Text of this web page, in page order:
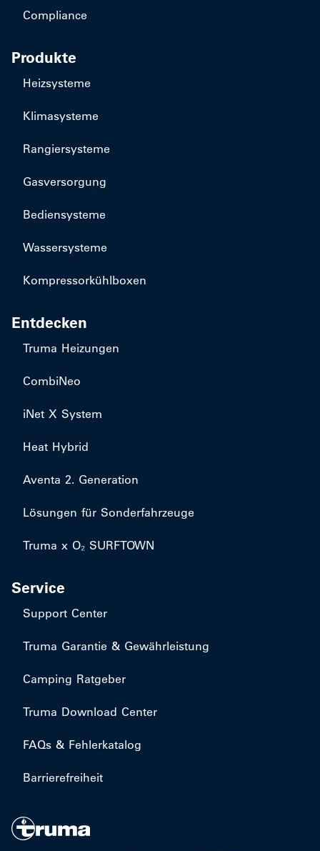
Compliance
Produkte
Heizsysteme
Klimasysteme
Rangiersysteme
Gasversorgung
Bediensysteme
Wassersysteme
Kompressorkühlboxen
Entdecken
Truma Heizungen
CombiNeo
iNet X System
Heat Hybrid
Aventa 2. Generation
Lösungen für Sonderfahrzeuge
Truma x O₂ SURFTOWN
Service
Support Center
Truma Garantie & Gewährleistung
Camping Ratgeber
Truma Download Center
FAQs & Fehlerkatalog
Barrierefreiheit